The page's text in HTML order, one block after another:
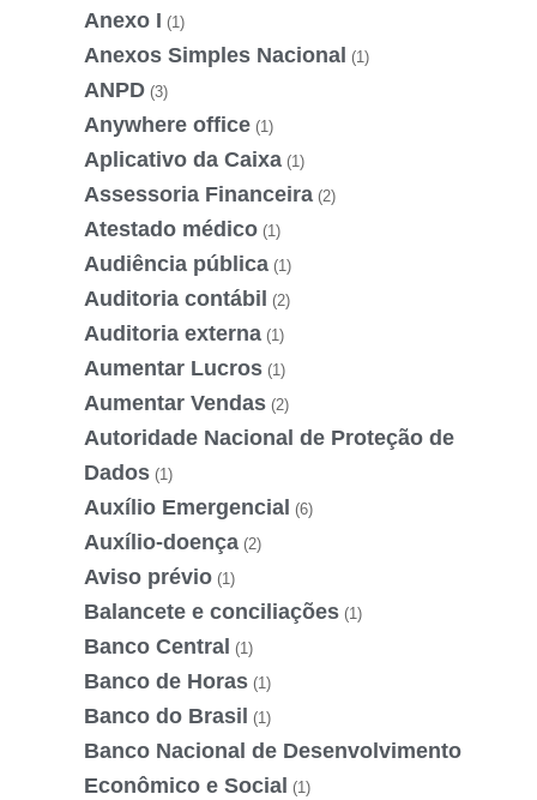
Anexo I (1)
Anexos Simples Nacional (1)
ANPD (3)
Anywhere office (1)
Aplicativo da Caixa (1)
Assessoria Financeira (2)
Atestado médico (1)
Audiência pública (1)
Auditoria contábil (2)
Auditoria externa (1)
Aumentar Lucros (1)
Aumentar Vendas (2)
Autoridade Nacional de Proteção de
Dados (1)
Auxílio Emergencial (6)
Auxílio-doença (2)
Aviso prévio (1)
Balancete e conciliações (1)
Banco Central (1)
Banco de Horas (1)
Banco do Brasil (1)
Banco Nacional de Desenvolvimento
Econômico e Social (1)